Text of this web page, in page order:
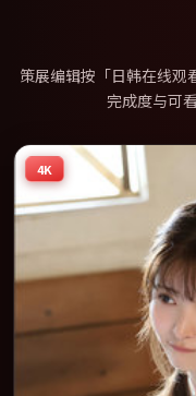
策展编辑按「日韩在线观
完成度与可
4K